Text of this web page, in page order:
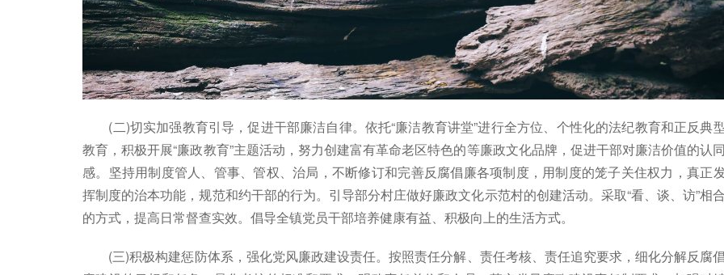
(二)切实加强教育引导，促进干部廉洁自律。依托“廉洁教育讲堂”进行全方位、个性化的法纪教育和正反典
教育，积极开展“廉政教育”主题活动，努力创建富有革命老区特色的等廉政文化品牌，促进干部对廉洁价值的认同
感。坚持用制度管人、管事、管权、治局，不断修订和完善反腐倡廉各项制度，用制度的笼子关住权力，真正
挥制度的治本功能，规范和约干部的行为。引导部分村庄做好廉政文化示范村的创建活动。采取“看、谈、访”相合
的方式，提高日常督查实效。倡导全镇党员干部培养健康有益、积极向上的生活方式。
(三)积极构建惩防体系，强化党风廉政建设责任。按照责任分解、责任考核、责任追究要求，细化分解反腐倡